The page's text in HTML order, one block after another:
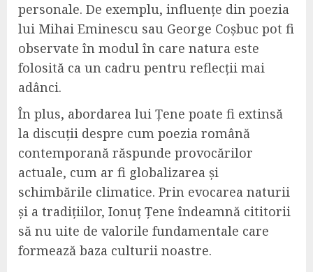
personale. De exemplu, influențe din poezia
lui Mihai Eminescu sau George Coșbuc pot fi
observate în modul în care natura este
folosită ca un cadru pentru reflecții mai
adânci.
În plus, abordarea lui Țene poate fi extinsă
la discuții despre cum poezia română
contemporană răspunde provocărilor
actuale, cum ar fi globalizarea și
schimbările climatice. Prin evocarea naturii
și a tradițiilor, Ionuț Țene îndeamnă cititorii
să nu uite de valorile fundamentale care
formează baza culturii noastre.